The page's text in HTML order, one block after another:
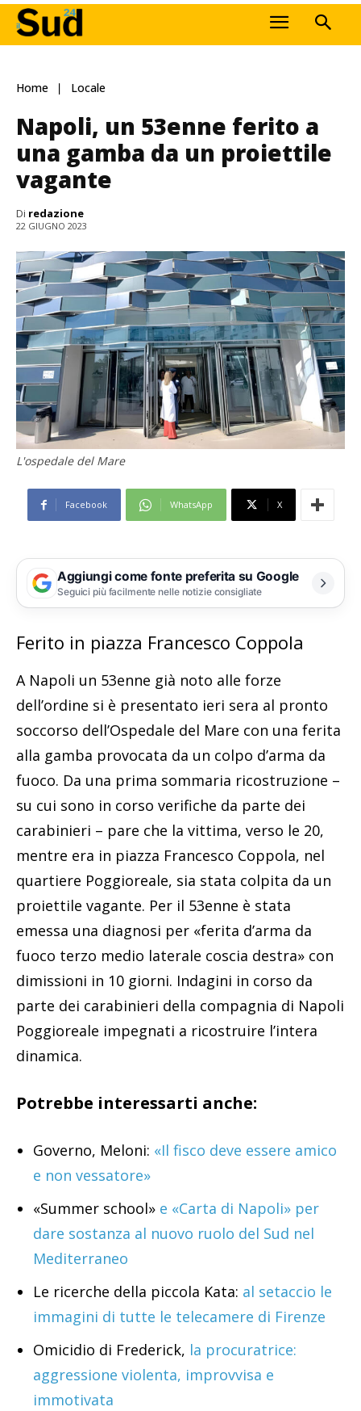
Home Locale
Napoli, un 53enne ferito a
una gamba da un proiettile
vagante
Di redazione
22 GIUGNO 2023
L'ospedale del Mare
Facebook WhatsApp X
Aggiungi come fonte preferita su Google
Seguici più facilmente nelle notizie consigliate
Ferito in piazza Francesco Coppola
A Napoli un 53enne già noto alle forze
dell’ordine si è presentato ieri sera al pronto
soccorso dell’Ospedale del Mare con una ferita
alla gamba provocata da un colpo d’arma da
fuoco. Da una prima sommaria ricostruzione –
su cui sono in corso verifiche da parte dei
carabinieri – pare che la vittima, verso le 20,
mentre era in piazza Francesco Coppola, nel
quartiere Poggioreale, sia stata colpita da un
proiettile vagante. Per il 53enne è stata
emessa una diagnosi per «ferita d’arma da
fuoco terzo medio laterale coscia destra» con
dimissioni in 10 giorni. Indagini in corso da
parte dei carabinieri della compagnia di Napoli
Poggioreale impegnati a ricostruire l’intera
dinamica.
Potrebbe interessarti anche:
Governo, Meloni: «Il fisco deve essere amico
e non vessatore»
«Summer school» e «Carta di Napoli» per
dare sostanza al nuovo ruolo del Sud nel
Mediterraneo
Le ricerche della piccola Kata: al setaccio le
immagini di tutte le telecamere di Firenze
Omicidio di Frederick, la procuratrice:
aggressione violenta, improvvisa e
immotivata